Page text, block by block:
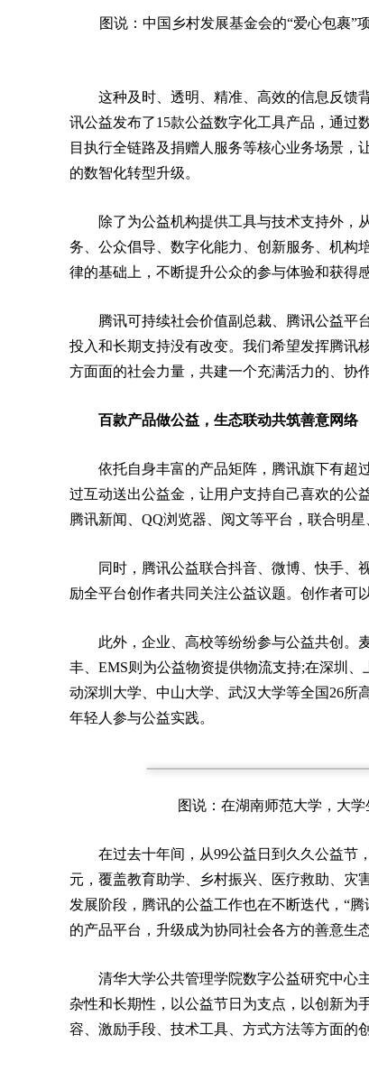
图说：中国乡村发展基金会的“爱心包裹
这种及时、透明、精准、高效的信息反馈
讯公益发布了15款公益数字化工具产品，通过
目执行全链路及捐赠人服务等核心业务场景，
的数智化转型升级。
除了为公益机构提供工具与技术支持外，
务、公众倡导、数字化能力、创新服务、机构
律的基础上，不断提升公众的参与体验和获得感
腾讯可持续社会价值副总裁、腾讯公益平
投入和长期支持没有改变。我们希望发挥腾讯
方面面的社会力量，共建一个充满活力的、协
百款产品做公益，生态联动共筑善意网络
依托自身丰富的产品矩阵，腾讯旗下有超
过互动送出公益金，让用户支持自己喜欢的公
腾讯新闻、QQ浏览器、阅文等平台，联合明
同时，腾讯公益联合抖音、微博、快手、
励全平台创作者共同关注公益议题。创作者可
此外，企业、高校等纷纷参与公益共创。
丰、EMS则为公益物资提供物流支持;在深圳
动深圳大学、中山大学、武汉大学等全国26所
年轻人参与公益实践。
图说：在湖南师范大学，大
在过去十年间，从99公益日到久久公益节
元，覆盖教育助学、乡村振兴、医疗救助、灾
发展阶段，腾讯的公益工作也在不断迭代，“
的产品平台，升级成为协同社会各方的善意生
清华大学公共管理学院数字公益研究中心
杂性和长期性，以公益节日为支点，以创新为
容、激励手段、技术工具、方式方法等方面的